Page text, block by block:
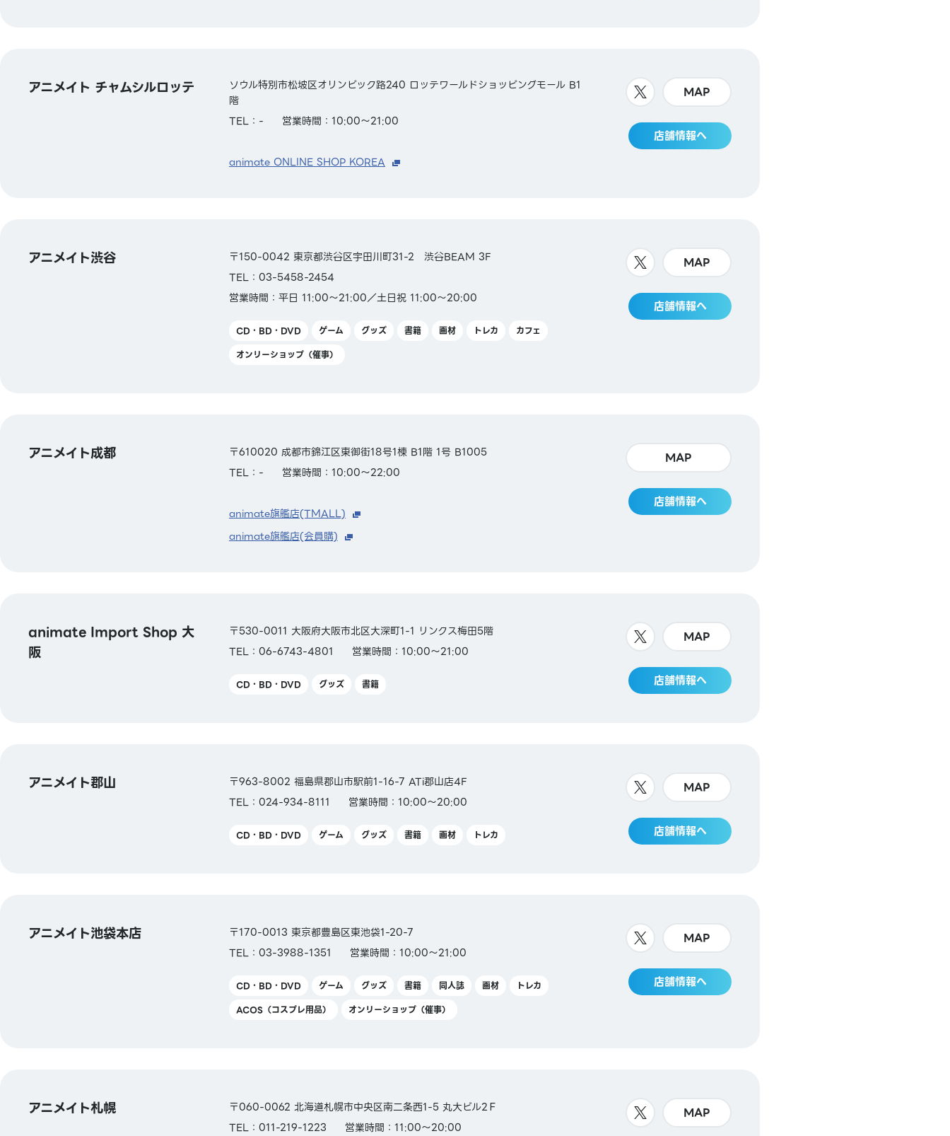
アニメイト チャムシルロッテ
ソウル特別市松坡区オリンピック路240 ロッテワールドショッピングモール B1
階
TEL：-
営業時間：10:00～21:00
animate ONLINE SHOP KOREA
MAP
店舗情報へ
アニメイト渋谷
〒150-0042 東京都渋谷区宇田川町31-2 渋谷BEAM 3F
TEL：03-5458-2454
営業時間：平日 11:00～21:00／土日祝 11:00～20:00
CD・BD・DVD ゲーム グッズ 書籍 画材 トレカ
カフェ
オンリーショップ（催事）
MAP
店舗情報へ
アニメイト成都
〒610020 成都市錦江区東御街18号1棟 B1階 1号 B1005
TEL：-
営業時間：10:00～22:00
animate旗艦店(TMALL)
animate旗艦店(会員購)
MAP
店舗情報へ
animate Import Shop 大
阪
〒530-0011 大阪府大阪市北区大深町1-1 リンクス梅田5階
TEL：06-6743-4801
営業時間：10:00～21:00
CD・BD・DVD グッズ 書籍
MAP
店舗情報へ
アニメイト郡山
〒963-8002 福島県郡山市駅前1-16-7 ATi郡山店4F
TEL：024-934-8111
営業時間：10:00～20:00
CD・BD・DVD ゲーム グッズ 書籍 画材 トレカ
MAP
店舗情報へ
アニメイト池袋本店
〒170-0013 東京都豊島区東池袋1-20-7
TEL：03-3988-1351
営業時間：10:00～21:00
CD・BD・DVD ゲーム グッズ 書籍 同人誌 画材
トレカ
ACOS（コスプレ用品）
オンリーショップ（催事）
MAP
店舗情報へ
アニメイト札幌
〒060-0062 北海道札幌市中央区南二条西1-5 丸大ビル2Ｆ
TEL：011-219-1223
営業時間：11:00～20:00
MAP